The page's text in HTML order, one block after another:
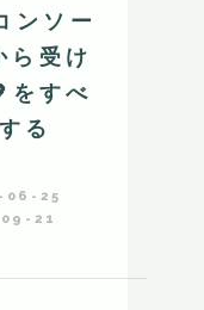
ソー
ら受け
をすべ
る
06-25
21